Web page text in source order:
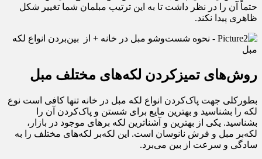
حتماً آن را در نظر داشت تا به این ترتیب مبلمان شما تغییر شکل
ظاهری پیدا نکند.
روش‌های تمیزکردن لکه‌های مختلف مبل
بطورکلی جهت پاک‌کردن انواع لکه مبل در خانه تنها کافی است نوع
لکه را بشناسید و بهترین مایع برای شستن و پاک‌کردن آن را
بشناسید. یکی از بهترین و آشناترین لکه برهای موجود در بازار،
لکه‌بر مبل و فرش نانوسان است. این لکه‌بر لکه‌های مختلف را به
سادگی و سرعت از بین می‌برد.